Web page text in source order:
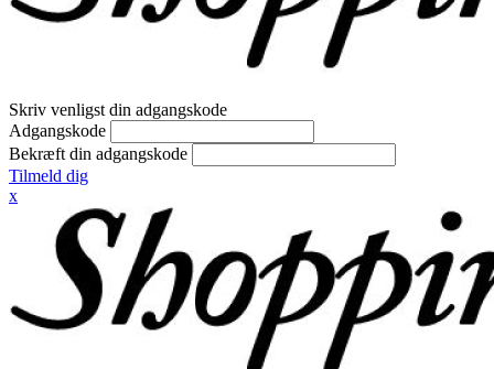
Skriv venligst din adgangskode
Adgangskode
Bekræft din adgangskode
Tilmeld dig
x